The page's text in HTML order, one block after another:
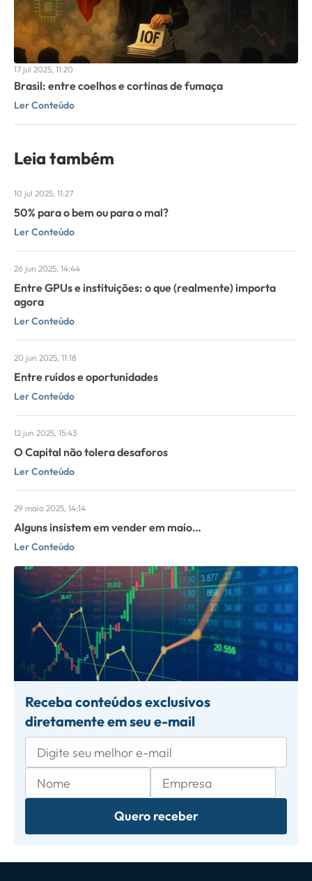
17 jul 2025, 11:20
Brasil: entre coelhos e cortinas de fumaça
Ler Conteúdo
Leia também
10 jul 2025, 11:27
50% para o bem ou para o mal?
Ler Conteúdo
26 jun 2025, 14:44
Entre GPUs e instituições: o que (realmente) importa
agora
Ler Conteúdo
20 jun 2025, 11:18
Entre ruídos e oportunidades
Ler Conteúdo
12 jun 2025, 15:43
O Capital não tolera desaforos
Ler Conteúdo
29 maio 2025, 14:14
Alguns insistem em vender em maio…
Ler Conteúdo
Receba conteúdos exclusivos
diretamente em seu e-mail
Quero receber